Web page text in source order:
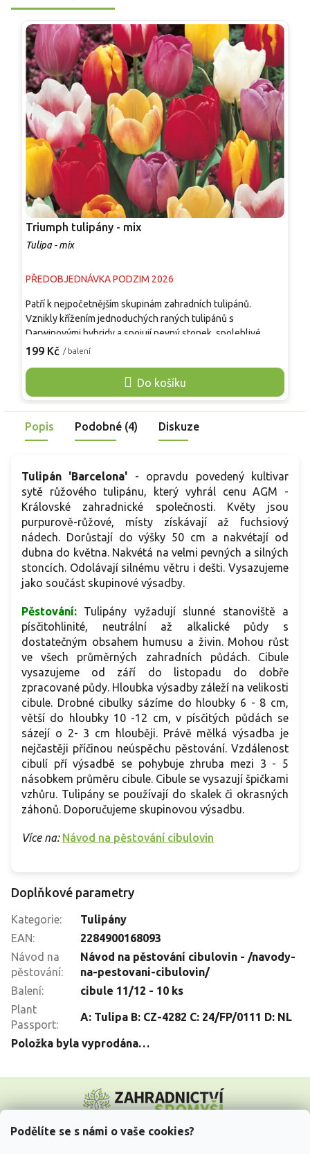
Podělíte se s námi o vaše cookies?
Triumph tulipány - mix
Tulipa - mix
PŘEDOBJEDNÁVKA PODZIM 2026
199 Kč / balení
Do košíku
Patří k nejpočetnějším skupinám zahradních tulipánů.
Vznikly křížením jednoduchých raných tulipánů s
Darwinovými hybridy a spojují pevný stonek, spolehlivé
kvetení a širokou škálu barev. Květy jsou středně velké až
Kvetou obvykle ve druhé polovině dubna. Hodí se do
záhonů, nádob, městské zeleně i k řezu a dobře vyniknou v
Popis Podobné (4) Diskuze
Tulipán 'Barcelona' - opravdu povedený kultivar
sytě růžového tulipánu, který vyhrál cenu AGM -
Královské zahradnické společnosti. Květy jsou
purpurově-růžové, místy získávají až fuchsiový
nádech. Dorůstají do výšky 50 cm a nakvétají od
dubna do května. Nakvétá na velmi pevných a silných
stoncích. Odolávají silnému větru i dešti. Vysazujeme
jako součást skupinové výsadby.
Pěstování:
Tulipány vyžadují slunné stanoviště a
písčitohlinité, neutrální až alkalické půdy s
dostatečným obsahem humusu a živin. Mohou růst
ve všech průměrných zahradních půdách. Cibule
vysazujeme od září do listopadu do dobře
zpracované půdy. Hloubka výsadby záleží na velikosti
cibule. Drobné cibulky sázíme do hloubky 6 - 8 cm,
větší do hloubky 10 -12 cm, v písčitých půdách se
sázejí o 2- 3 cm hlouběji. Právě mělká výsadba je
nejčastěji příčinou neúspěchu pěstování. Vzdálenost
cibulí pří výsadbě se pohybuje zhruba mezi 3 - 5
násobkem průměru cibule. Cibule se vysazují špičkami
vzhůru. Tulipány se používají do skalek či okrasných
záhonů. Doporučujeme skupinovou výsadbu.
Více na: Návod na pěstování cibulovin
Doplňkové parametry
Kategorie:
Tulipány
EAN:
2284900168093
Návod na
pěstování:
Návod na pěstování cibulovin - /navody-
na-pestovani-cibulovin/
Balení:
cibule 11/12 - 10 ks
Plant
Passport:
A: Tulipa B: CZ-4282 C: 24/FP/0111 D: NL
Položka byla vyprodána…
p